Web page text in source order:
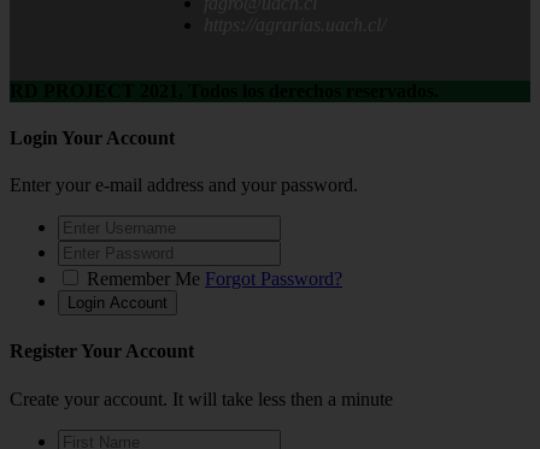
Login Your Account
Enter your e-mail address and your password.
Remember Me Forgot Password?
Register Your Account
Create your account. It will take less then a minute